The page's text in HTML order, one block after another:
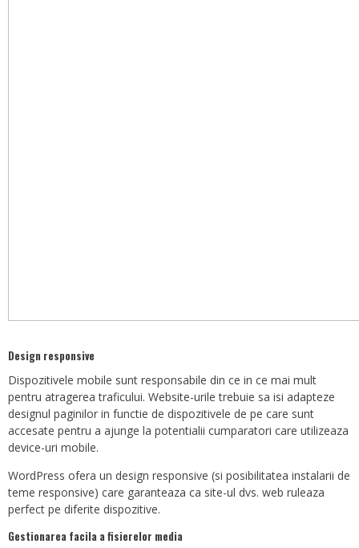
Design responsive
Dispozitivele mobile sunt responsabile din ce in ce mai mult
pentru atragerea traficului. Website-urile trebuie sa isi adapteze
designul paginilor in functie de dispozitivele de pe care sunt
accesate pentru a ajunge la potentialii cumparatori care utilizeaza
device-uri mobile.
WordPress ofera un design responsive (si posibilitatea instalarii de
teme responsive) care garanteaza ca site-ul dvs. web ruleaza
perfect pe diferite dispozitive.
Gestionarea facila a fisierelor media